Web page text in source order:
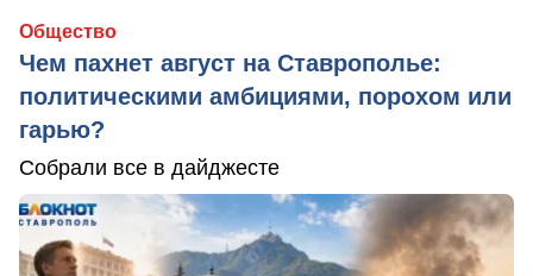
Общество
Чем пахнет август на Ставрополье:
политическими амбициями, порохом или
гарью?
Собрали все в дайджесте